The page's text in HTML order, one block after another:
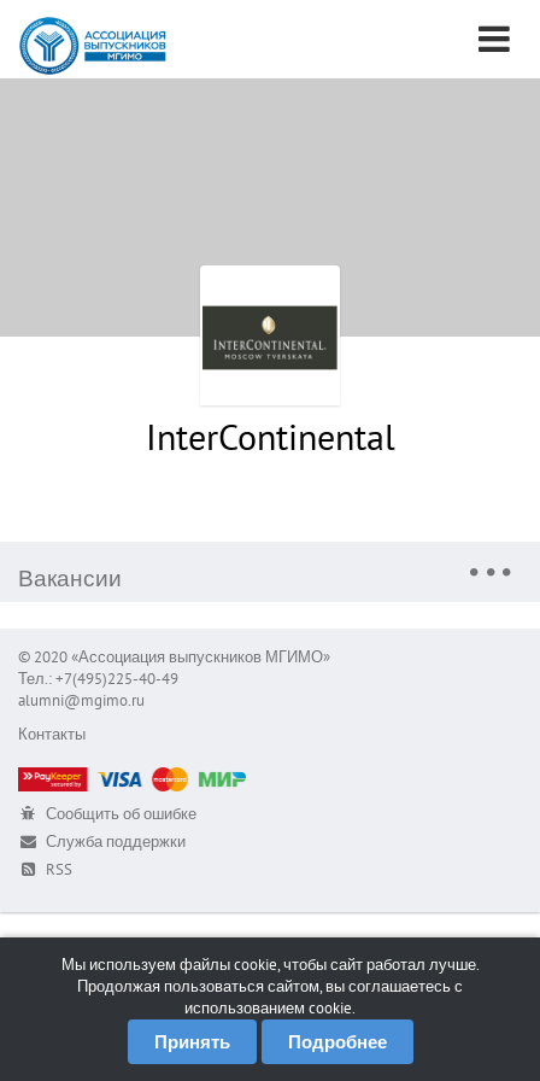
InterContinental
Вакансии
© 2020 «Ассоциация выпускников МГИМО»
Тел.: +7(495)225-40-49
alumni@mgimo.ru
Контакты
Сообщить об ошибке
Служба поддержки
RSS
Мы используем файлы cookie, чтобы сайт работал лучше.
Продолжая пользоваться сайтом, вы соглашаетесь с
использованием cookie.
Принять Подробнее